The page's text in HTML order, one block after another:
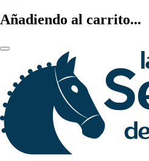
Añadiendo al carrito...